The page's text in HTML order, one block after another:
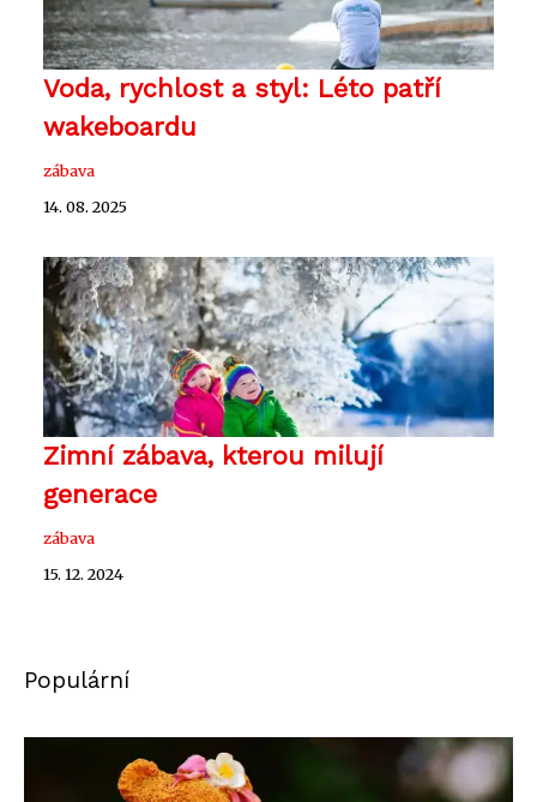
Voda, rychlost a styl: Léto patří
wakeboardu
zábava
14. 08. 2025
Zimní zábava, kterou milují
generace
zábava
15. 12. 2024
Populární